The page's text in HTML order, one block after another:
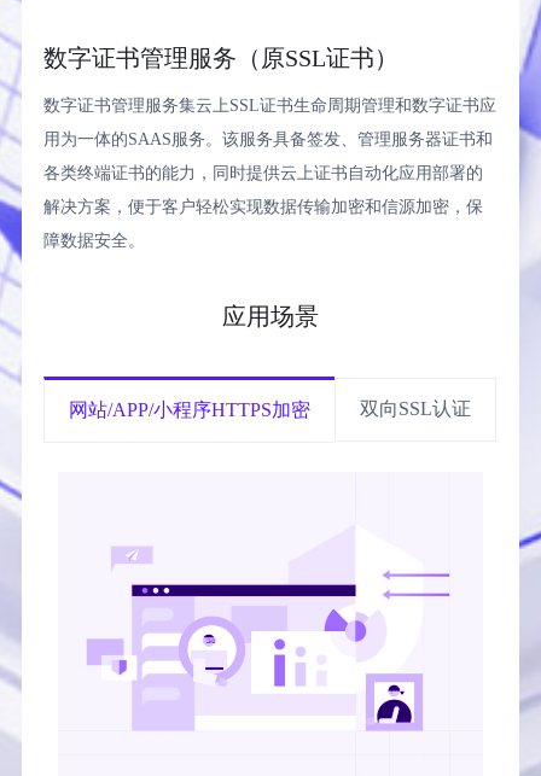
数字证书管理服务（原SSL证书）
数字证书管理服务集云上SSL证书生命周期管理和数字证书应
用为一体的SAAS服务。该服务具备签发、管理服务器证书和
各类终端证书的能力，同时提供云上证书自动化应用部署的
解决方案，便于客户轻松实现数据传输加密和信源加密，保
障数据安全。
应用场景
网站/APP/小程序HTTPS加密 双向SSL认证
扫码添加微信
直连产品经理为您服务